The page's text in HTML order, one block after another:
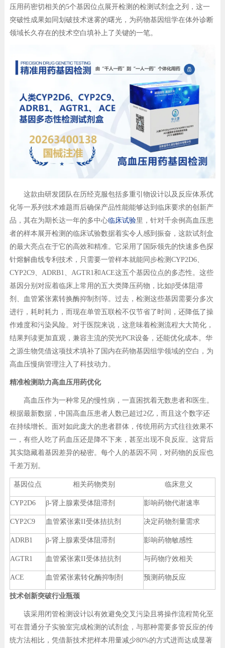
压用药密切相关的5个基因位点展开检测的检测试剂盒之列，这一
突破性成果如同划破技术迷雾的曙光，为药物基因组学在体外诊断
领域长久存在的技术空白填补上了关键的一笔。
这款由研发团队在历经克服包括多重引物设计以及反应体系优
化等一系列技术难题而后确保产品性能能够达到临床要求的创新产
品，其在为期长达一年的多中心临床试验里，针对千余例高血压患
者的样本展开检测的临床试验数据着实令人感到振奋，这款试剂盒
的最大亮点在于它的高效和精准。它采用了国际领先的快速多色探
针熔解曲线专利技术，只需要一管样本就能同步检测CYP2D6、
CYP2C9、ADRB1、AGTR1和ACE这五个基因位点的多态性。这些
基因分别对应着临床上常用的五大类降压药物，比如β受体阻滞
剂、血管紧张素转换酶抑制剂等。过去，检测这些基因需要分多次
进行，耗时耗力，而现在单管五联检不仅节省了时间，还降低了操
作难度和污染风险。对于医院来说，这意味着检测流程大大简化，
结果判读更加直观，兼容主流的荧光PCR设备，还能优化成本。华
之源生物凭借这项技术填补了国内在药物基因组学领域的空白，为
高血压慢病管理注入了科技动力。
精准检测助力高血压用药优化
高血压作为一种常见的慢性病，一直困扰着无数患者和医生。
根据最新数据，中国高血压患者人数已超过2亿，而且这个数字还
在持续增长。面对如此庞大的患者群体，传统用药方式往往效果不
一，有些人吃了药血压还是降不下来，甚至出现不良反应。这背后
其实隐藏着基因差异的秘密。每个人的基因不同，对药物的反应也
千差万别。
基因位点 相关药物类别 临床意义
CYP2D6 β-肾上腺素受体阻滞剂 影响药物代谢速率
CYP2C9 血管紧张素II受体拮抗剂 决定药物剂量需求
ADRB1 β-肾上腺素受体阻滞剂 影响药物敏感性
AGTR1 血管紧张素II受体拮抗剂 与药物疗效相关
ACE 血管紧张素转化酶抑制剂 预测药物反应
技术创新突破行业瓶颈
该采用闭管检测设计以有效避免交叉污染且将操作流程简化至
可在普通分子实验室完成检测的试剂盒，与那种需要多管反应的传
统方法相比，凭借新技术把样本用量减少80%的方式进而达成显著